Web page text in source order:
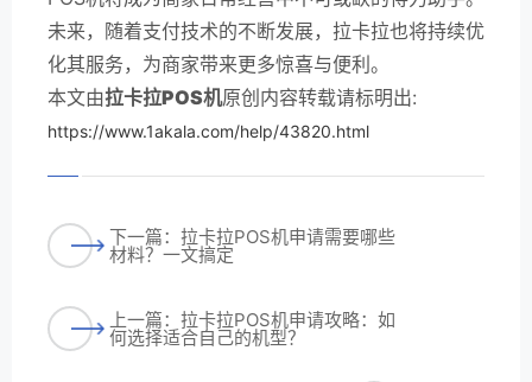
未来，随着支付技术的不断发展，拉卡拉也将持续优
化其服务，为商家带来更多惊喜与便利。
本文由拉卡拉POS机原创内容转载请标明出:
https://www.1akala.com/help/43820.html
下一篇：拉卡拉POS机申请需要哪些
材料？一文搞定
上一篇：拉卡拉POS机申请攻略：如
何选择适合自己的机型？